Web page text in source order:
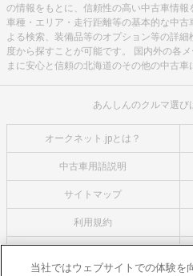
の情報をもとに、信頼性の高い中古車情報
車種・エリア・走行距離等の基本的な中
よる検索、装備品等のオプション等の詳
度から探すことが可能です。 国内外の各
まに安心と信頼の北海道のその他の中古車
あんしんのクルマ選び
オークネット.jpとは？
中古車用語説明
サイトマップ
利用規約
当社ではウェブサイトでの体験を